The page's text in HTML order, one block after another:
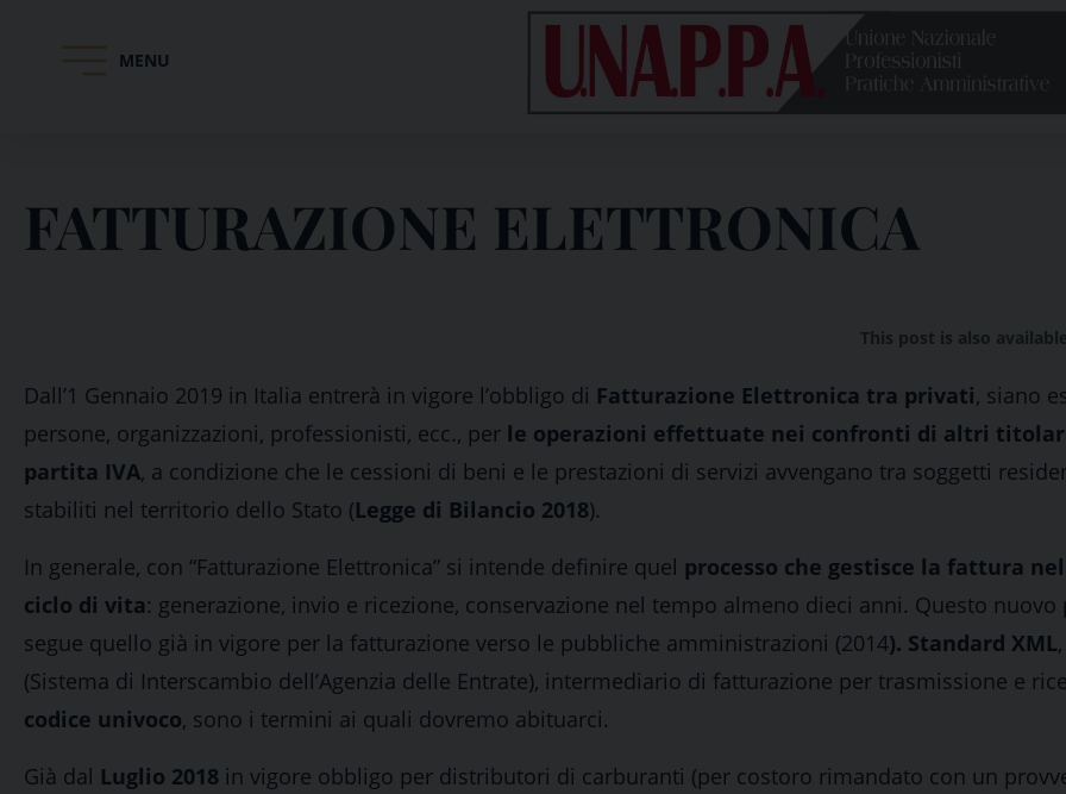
MENU
Unione
nazionale
professionisti
FATTURAZIONE ELETTRONICA
This post is also
Dall’1 Gennaio 2019 in Italia entrerà in vigore l’obbligo di Fatturazione Elettronica tra privati, siano
persone, organizzazioni, professionisti, ecc., per le operazioni effettuate nei confronti di altri
partita IVA, a condizione che le cessioni di beni e le prestazioni di servizi avvengano tra soggetti
stabiliti nel territorio dello Stato (Legge di Bilancio 2018).
In generale, con “Fatturazione Elettronica” si intende definire quel processo che gestisce la fattura
ciclo di vita: generazione, invio e ricezione, conservazione nel tempo almeno dieci anni. Questo nuovo
segue quello già in vigore per la fatturazione verso le pubbliche amministrazioni (2014). Standard XML,
(Sistema di Interscambio dell’Agenzia delle Entrate), intermediario di fatturazione per trasmissione e
codice univoco, sono i termini ai quali dovremo abituarci.
Già dal Luglio 2018 in vigore obbligo per distributori di carburanti (per costoro rimandato con un